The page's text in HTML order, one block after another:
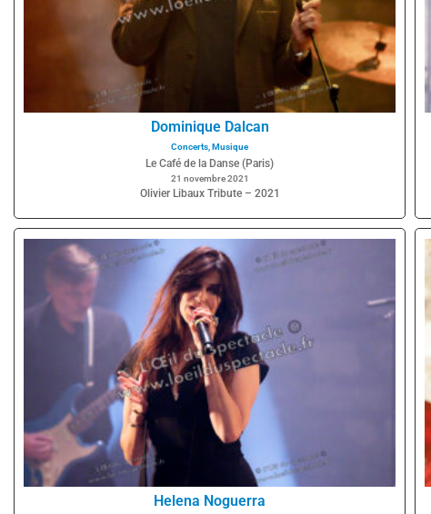
Dominique Dalcan
Concerts, Musique
Le Café de la Danse (Paris)
21 novembre 2021
Olivier Libaux Tribute – 2021
Helena Noguerra